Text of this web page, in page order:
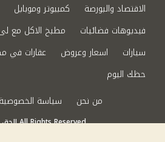
الاقتصاد والبورصة
كمبيوتر وموبايل
فيديوهات فضائيات
مطبخ الاكل مع
سيارات
اسعار وعروض عقارات في
حظك اليوم
من نحن
سياسة الخصوصية
©2024 الحق والضلال All Rights Reserved.